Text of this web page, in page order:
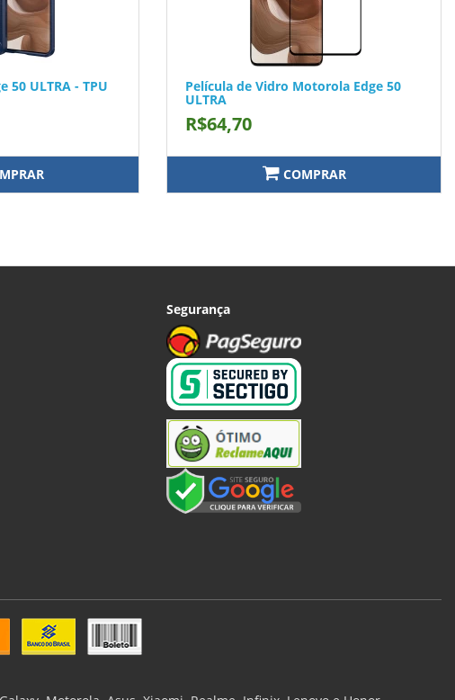
50 ULTRA - TPU Película de Vidro Motorola Edge 50
ULTRA
R$64,70
COMPRAR
Segurança